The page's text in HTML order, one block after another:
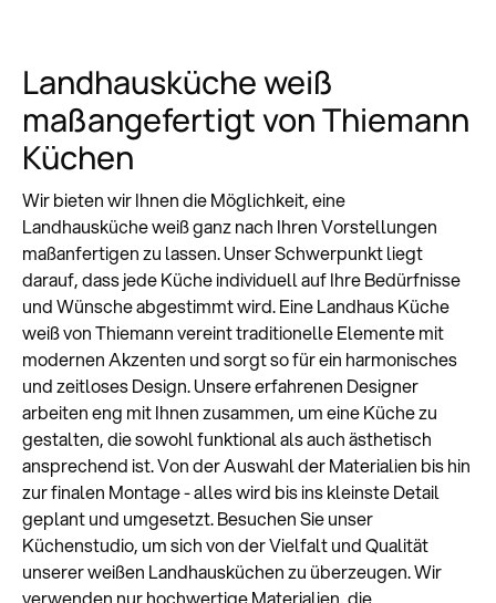
Landhausküche weiß
maßangefertigt von Thiemann
Küchen
Wir bieten wir Ihnen die Möglichkeit, eine
Landhausküche weiß ganz nach Ihren Vorstellungen
maßanfertigen zu lassen. Unser Schwerpunkt liegt
darauf, dass jede Küche individuell auf Ihre Bedürfnisse
und Wünsche abgestimmt wird. Eine Landhaus Küche
weiß von Thiemann vereint traditionelle Elemente mit
modernen Akzenten und sorgt so für ein harmonisches
und zeitloses Design. Unsere erfahrenen Designer
arbeiten eng mit Ihnen zusammen, um eine Küche zu
gestalten, die sowohl funktional als auch ästhetisch
ansprechend ist. Von der Auswahl der Materialien bis hin
zur finalen Montage - alles wird bis ins kleinste Detail
geplant und umgesetzt. Besuchen Sie unser
Küchenstudio, um sich von der Vielfalt und Qualität
unserer weißen Landhausküchen zu überzeugen. Wir